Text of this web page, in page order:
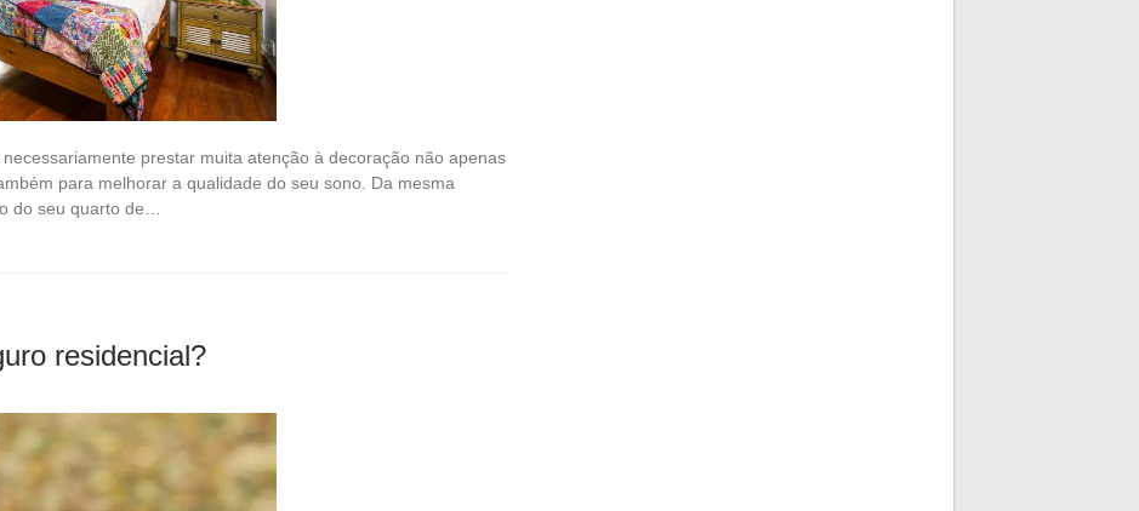
prestar muita atenção à decoração não apenas
para melhorar a qualidade do seu sono. Da mesma
do seu quarto de…
residencial?